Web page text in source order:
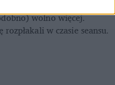
wolno więcej.